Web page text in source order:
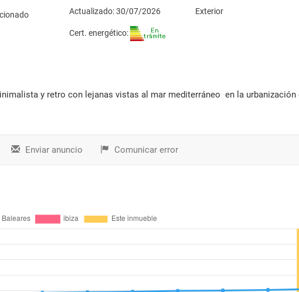
Actualizado: 30/07/2026 Exterior
Cert. energético:
Enviar anuncio Comunicar error